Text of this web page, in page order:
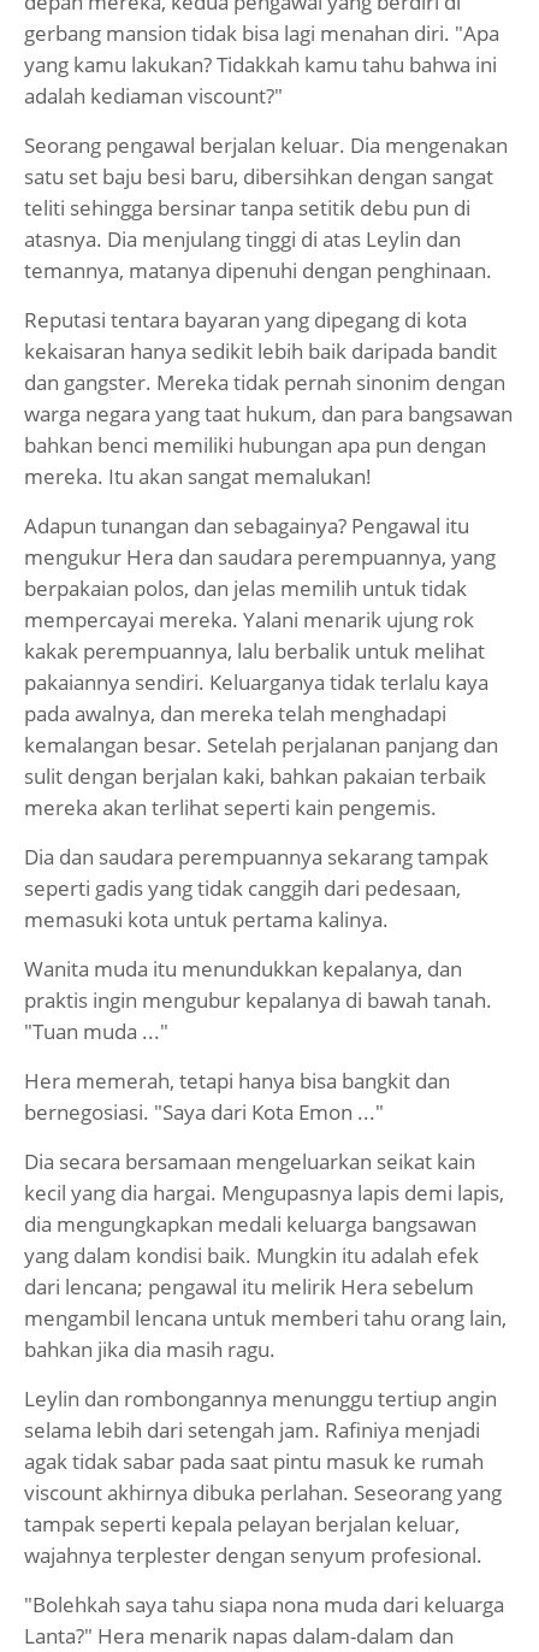
gerbang mansion tidak bisa lagi menahan diri. "Apa
yang kamu lakukan? Tidakkah kamu tahu bahwa ini
adalah kediaman viscount?"
Seorang pengawal berjalan keluar. Dia mengenakan
satu set baju besi baru, dibersihkan dengan sangat
teliti sehingga bersinar tanpa setitik debu pun di
atasnya. Dia menjulang tinggi di atas Leylin dan
temannya, matanya dipenuhi dengan penghinaan.
Reputasi tentara bayaran yang dipegang di kota
kekaisaran hanya sedikit lebih baik daripada bandit
dan gangster. Mereka tidak pernah sinonim dengan
warga negara yang taat hukum, dan para bangsawan
bahkan benci memiliki hubungan apa pun dengan
mereka. Itu akan sangat memalukan!
Adapun tunangan dan sebagainya? Pengawal itu
mengukur Hera dan saudara perempuannya, yang
berpakaian polos, dan jelas memilih untuk tidak
mempercayai mereka. Yalani menarik ujung rok
kakak perempuannya, lalu berbalik untuk melihat
pakaiannya sendiri. Keluarganya tidak terlalu kaya
pada awalnya, dan mereka telah menghadapi
kemalangan besar. Setelah perjalanan panjang dan
sulit dengan berjalan kaki, bahkan pakaian terbaik
mereka akan terlihat seperti kain pengemis.
Dia dan saudara perempuannya sekarang tampak
seperti gadis yang tidak canggih dari pedesaan,
memasuki kota untuk pertama kalinya.
Wanita muda itu menundukkan kepalanya, dan
praktis ingin mengubur kepalanya di bawah tanah.
"Tuan muda ..."
Hera memerah, tetapi hanya bisa bangkit dan
bernegosiasi. "Saya dari Kota Emon ..."
Dia secara bersamaan mengeluarkan seikat kain
kecil yang dia hargai. Mengupasnya lapis demi lapis,
dia mengungkapkan medali keluarga bangsawan
yang dalam kondisi baik. Mungkin itu adalah efek
dari lencana; pengawal itu melirik Hera sebelum
mengambil lencana untuk memberi tahu orang lain,
bahkan jika dia masih ragu.
Leylin dan rombongannya menunggu tertiup angin
selama lebih dari setengah jam. Rafiniya menjadi
agak tidak sabar pada saat pintu masuk ke rumah
viscount akhirnya dibuka perlahan. Seseorang yang
tampak seperti kepala pelayan berjalan keluar,
wajahnya terplester dengan senyum profesional.
"Bolehkah saya tahu siapa nona muda dari keluarga
Lanta?" Hera menarik napas dalam-dalam dan